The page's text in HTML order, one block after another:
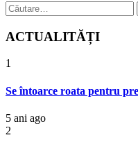
Caută
după:
ACTUALITĂȚI
1
Se întoarce roata pentru
5 ani ago
2